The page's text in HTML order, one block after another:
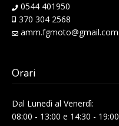
0544 401950
370 304 2568
amm.fgmoto@gmail.com
Orari
Dal Lunedì al Venerdì:
08:00 - 13:00 e 14:30 - 19:00